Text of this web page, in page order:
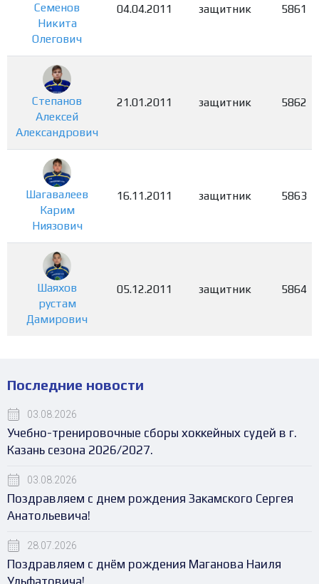
Семенов
Никита
Олегович
04.04.2011 защитник 5861
Степанов
Алексей
Александрович
21.01.2011 защитник 5862
Шагавалеев
Карим
Ниязович
16.11.2011 защитник 5863
Шаяхов
рустам
Дамирович
05.12.2011 защитник 5864
Последние новости
03.08.2026
Учебно-тренировочные сборы хоккейных судей в г.
Казань сезона 2026/2027.
03.08.2026
Поздравляем с днем рождения Закамского Сергея
Анатольевича!
28.07.2026
Поздравляем с днём рождения Маганова Наиля